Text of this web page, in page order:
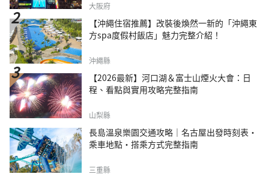
大阪府
【沖繩住宿推薦】改裝後煥然一新的「沖繩東
方spa度假村飯店」魅力完整介紹！
沖繩縣
【2026最新】河口湖＆富士山煙火大會：日
程、看點與實用攻略完整指南
山梨縣
長島溫泉樂園交通攻略｜名古屋出發時刻表・
乘車地點・搭乘方式完整指南
三重縣